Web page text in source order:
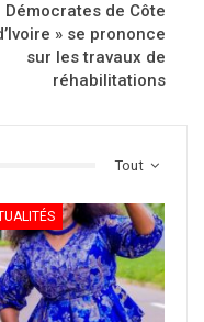
Démocrates de Côte
» se prononce
sur les travaux de
réhabilitations
Tout